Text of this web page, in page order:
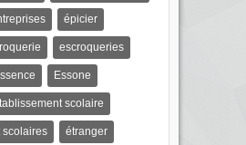
épicier
escroqueries
Essone
scolaire
scolaires étranger